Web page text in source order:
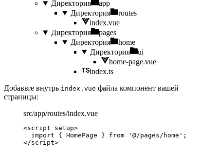
Директория
app
Директория
routes
index.vue
Директория
pages
Директория
home
Директория
ui
home-page.vue
index.ts
Добавьте внутрь index.vue файла компонент вашей
страницы:
src/app/routes/index.vue
<script setup>
import { HomePage } from ' @/pages/home ' ;
</script>